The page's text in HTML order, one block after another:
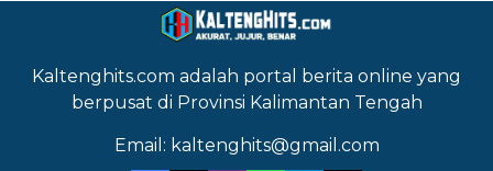
Kaltenghits.com adalah portal berita online yang
berpusat di Provinsi Kalimantan Tengah
Email: kaltenghits@gmail.com